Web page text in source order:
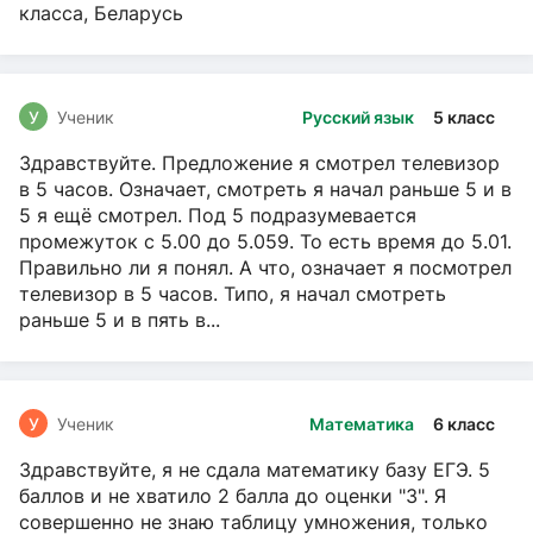
класса, Беларусь
Русский язык 5 класс
У Ученик
Здравствуйте. Предложение я смотрел телевизор
в 5 часов. Означает, смотреть я начал раньше 5 и в
5 я ещё смотрел. Под 5 подразумевается
промежуток с 5.00 до 5.059. То есть время до 5.01.
Правильно ли я понял. А что, означает я посмотрел
телевизор в 5 часов. Типо, я начал смотреть
раньше 5 и в пять в...
Математика 6 класс
У Ученик
Здравствуйте, я не сдала математику базу ЕГЭ. 5
баллов и не хватило 2 балла до оценки "3". Я
совершенно не знаю таблицу умножения, только